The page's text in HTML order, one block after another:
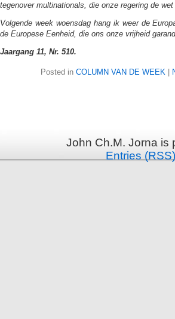
tegenover multinationals, die onze regering de
Volgende week woensdag hang ik weer de
de Europese Eenheid, die ons onze vrijheid
Jaargang 11, Nr. 510.
Posted in COLUMN VAN DE WEEK
John Ch.M. Jorna
Entries (RSS)